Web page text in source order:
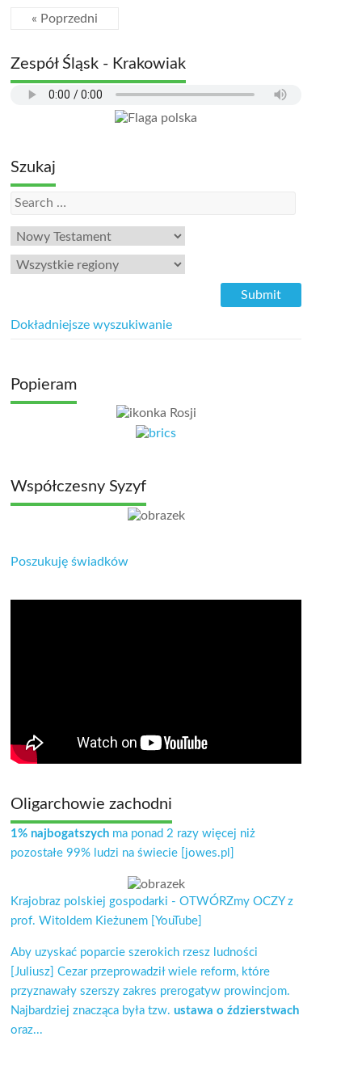
« Poprzedni
Zespół Śląsk - Krakowiak
Szukaj
Dokładniejsze wyszukiwanie
Popieram
Współczesny Syzyf
Poszukuję świadków
Oligarchowie zachodni
1% najbogatszych ma ponad 2 razy więcej niż
pozostałe 99% ludzi na świecie [jowes.pl]
Krajobraz polskiej gospodarki - OTWÓRZmy OCZY z
prof. Witoldem Kieżunem [YouTube]
Aby uzyskać poparcie szerokich rzesz ludności
[Juliusz] Cezar przeprowadził wiele reform, które
przyznawały szerszy zakres prerogatyw prowincjom.
Najbardziej znacząca była tzw.ustawa o ździerstwach
oraz...